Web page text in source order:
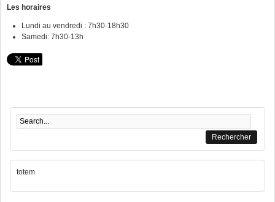
Les horaires
Lundi au vendredi : 7h30-18h30
Samedi: 7h30-13h
Formulaire de recherche
totem